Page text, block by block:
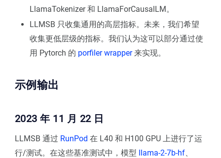
LlamaTokenizer 和 LlamaForCausalLM。
LLMSB 只收集通用的高层指标。未来，我们希望
收集更低层级的指标。我们认为这可以部分通过使
用 Pytorch 的 porfiler wrapper来实现。
示例输出
2023 年 11 月 22 日
LLMSB 通过 RunPod 在 L40 和 H100 GPU 上进行了运
行/测试。在这些基准测试中，模型 llama-2-7b-hf